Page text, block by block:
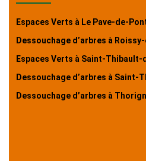
Espaces Verts à Le Pave-de-
Dessouchage d’arbres à
Espaces Verts à Saint-Thibault-
Dessouchage d’arbres à Saint-
Dessouchage d’arbres à